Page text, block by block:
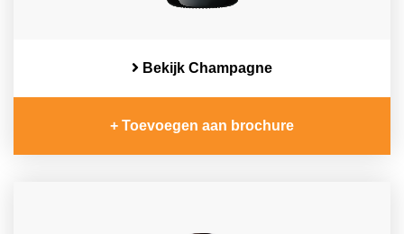
Bekijk Champagne
+ Toevoegen aan brochure